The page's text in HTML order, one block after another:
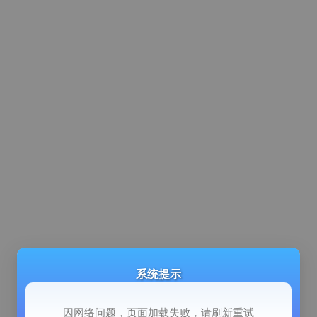
系统提示
因网络问题，页面加载失败，请刷新重试